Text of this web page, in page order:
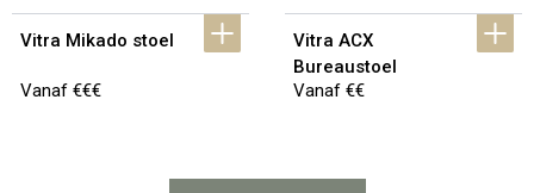
Vitra Mikado stoel
Vanaf €€€
Vitra ACX
Bureaustoel
Vanaf €€